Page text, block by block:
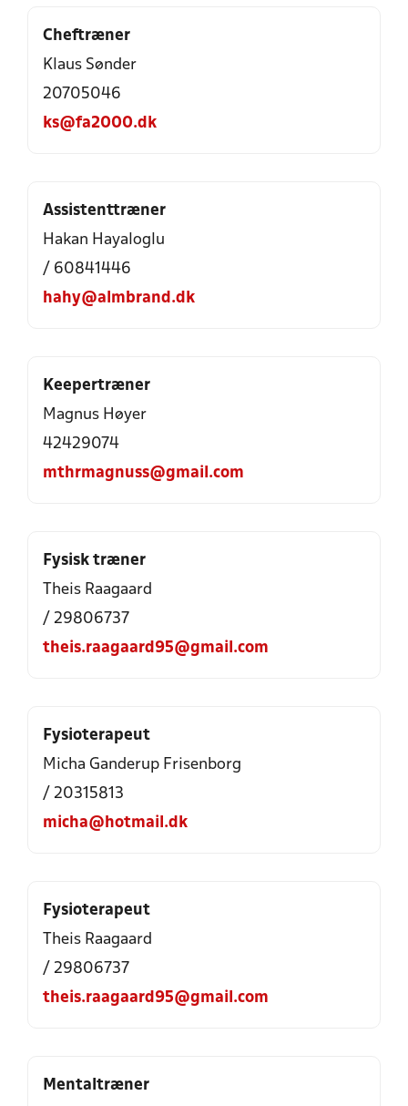
Cheftræner
Klaus Sønder
20705046
ks@fa2000.dk
Assistenttræner
Hakan Hayaloglu
/ 60841446
hahy@almbrand.dk
Keepertræner
Magnus Høyer
42429074
mthrmagnuss@gmail.com
Fysisk træner
Theis Raagaard
/ 29806737
theis.raagaard95@gmail.com
Fysioterapeut
Micha Ganderup Frisenborg
/ 20315813
micha@hotmail.dk
Fysioterapeut
Theis Raagaard
/ 29806737
theis.raagaard95@gmail.com
Mentaltræner